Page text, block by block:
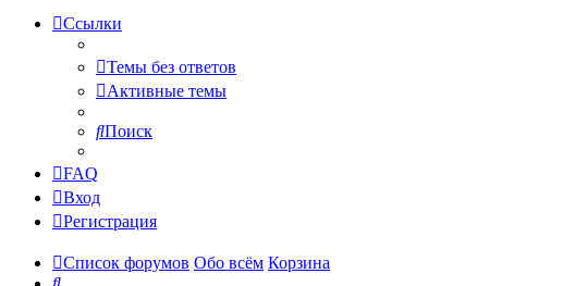
Ссылки
Темы без ответов
Активные темы
Поиск
FAQ
Вход
Регистрация
Список форумов Обо всём Корзина